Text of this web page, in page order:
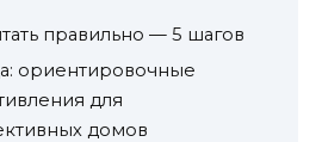
правильно — 5 шагов
ориентировочные
для
домов